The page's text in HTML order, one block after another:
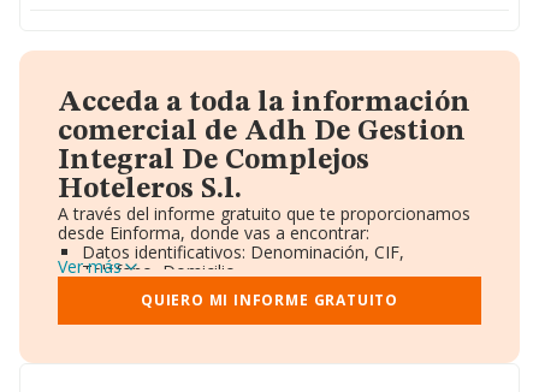
Acceda a toda la información
comercial de Adh De Gestion
Integral De Complejos
Hoteleros S.l.
A través del informe gratuito que te proporcionamos
desde Einforma, donde vas a encontrar:
Datos identificativos: Denominación, CIF,
Teléfono, Domicilio.
Informe Mercantil Completo (BORME).
Gráficos de Evolución Ventas y Empleados.
Consejo de Administración y Administradores.
Accionistas.
Ver más
QUIERO MI INFORME GRATUITO